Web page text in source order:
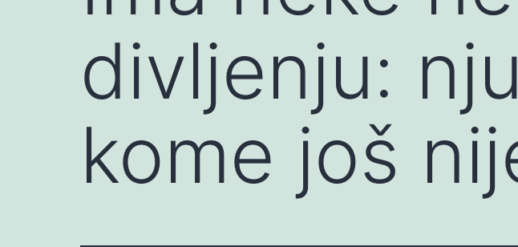
divljenju:
kome još